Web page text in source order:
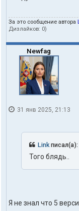
За это сообщение автора
Дизлайков: 0)
Newfag
31 янв 2025, 21:13
Linkписал(а):
Того блядь..
Я не знал что 5